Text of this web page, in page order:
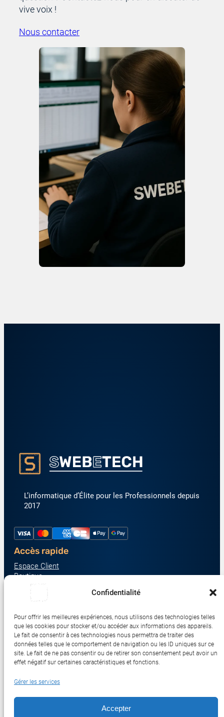
Confidentialité
Pour offrir les meilleures expériences, nous utilisons des technologies telles
que les cookies pour stocker et/ou accéder aux informations des appareils.
Le fait de consentir à ces technologies nous permettra de traiter des
données telles que le comportement de navigation ou les ID uniques sur ce
site. Le fait de ne pas consentir ou de retirer son consentement peut avoir un
effet négatif sur certaines caractéristiques et fonctions.
Gérer les services
Accepter
vive voix !
Nous contacter
L’informatique d’Élite pour les Professionnels depuis
2017
Accès rapide
Espace Client
Boutique
À propos
Nous contacter
Écrans & Moniteurs
Serveurs & Stockage
Impression & Consommables
Ordinateurs & Tablettes
Réseau & IoT